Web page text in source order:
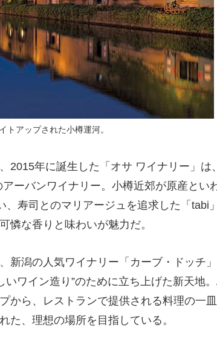
トアップされた小樽運河。
2015年に誕生した「オサ ワイナリー」は
ーバンワイナリー。小樽近郊が原産とい
、寿司とのマリアージュを追求した「tabi
憐な香りと味わいが魅力だ。
新潟の人気ワイナリー「カーブ・ドッチ
いワイン造り”のために立ち上げた新天地
から、レストランで提供される料理の一
た、理想の場所を目指している。